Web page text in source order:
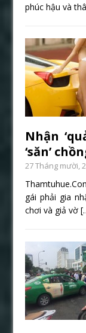
phúc hậu và
Nhận
‘săn’
27 Tháng mười,
gái phải gia
chơi và giả vờ